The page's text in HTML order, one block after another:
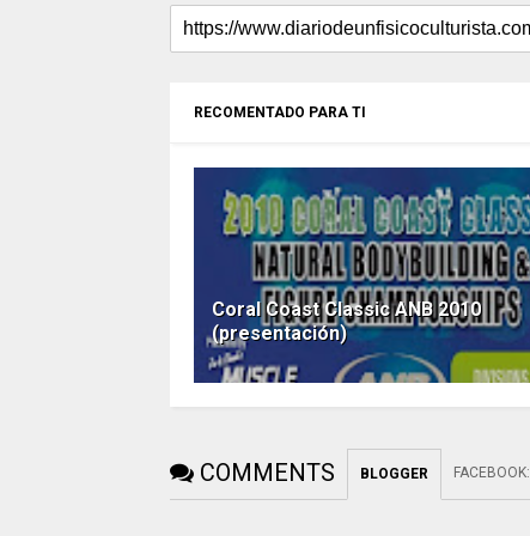
RECOMENTADO PARA TI
Coral Coast Classic ANB 2010
(presentación)
COMMENTS BLOGGER FACEBOOK: